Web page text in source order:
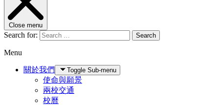
Close menu
Search for: Search
Menu
關於我們 Toggle Sub-menu
使命與願景
兩校交通
校曆